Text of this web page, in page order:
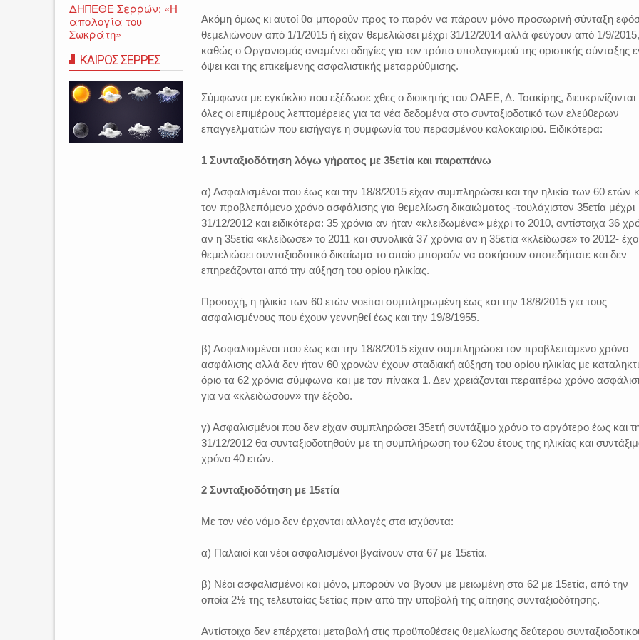
Ακόμη όμως κι αυτοί θα μπορούν προς το παρόν να πάρουν μόνο προσωρινή σύνταξη
θεμελιώνουν από 1/1/2015 ή είχαν θεμελιώσει μέχρι 31/12/2014 αλλά φεύγουν από 1/9/2015,
καθώς ο Οργανισμός αναμένει οδηγίες για τον τρόπο υπολογισμού της οριστικής σύνταξης
όψει και της επικείμενης ασφαλιστικής μεταρρύθμισης.
Σύμφωνα με εγκύκλιο που εξέδωσε χθες ο διοικητής του ΟΑΕΕ, Δ. Τσακίρης, διευκρινίζονται
όλες οι επιμέρους λεπτομέρειες για τα νέα δεδομένα στο συνταξιοδοτικό των ελεύθερων
επαγγελματιών που εισήγαγε η συμφωνία του περασμένου καλοκαιριού. Ειδικότερα:
1 Συνταξιοδότηση λόγω γήρατος με 35ετία και παραπάνω
α) Ασφαλισμένοι που έως και την 18/8/2015 είχαν συμπληρώσει και την ηλικία των 60 ετών
τον προβλεπόμενο χρόνο ασφάλισης για θεμελίωση δικαιώματος -τουλάχιστον 35ετία μέχρι
31/12/2012 και ειδικότερα: 35 χρόνια αν ήταν «κλειδωμένα» μέχρι το 2010, αντίστοιχα 36
αν η 35ετία «κλείδωσε» το 2011 και συνολικά 37 χρόνια αν η 35ετία «κλείδωσε» το 2012-
θεμελιώσει συνταξιοδοτικό δικαίωμα το οποίο μπορούν να ασκήσουν οποτεδήποτε και δεν
επηρεάζονται από την αύξηση του ορίου ηλικίας.
Προσοχή, η ηλικία των 60 ετών νοείται συμπληρωμένη έως και την 18/8/2015 για τους
ασφαλισμένους που έχουν γεννηθεί έως και την 19/8/1955.
β) Ασφαλισμένοι που έως και την 18/8/2015 είχαν συμπληρώσει τον προβλεπόμενο χρόνο
ασφάλισης αλλά δεν ήταν 60 χρονών έχουν σταδιακή αύξηση του ορίου ηλικίας με
όριο τα 62 χρόνια σύμφωνα και με τον πίνακα 1. Δεν χρειάζονται περαιτέρω χρόνο
για να «κλειδώσουν» την έξοδο.
γ) Ασφαλισμένοι που δεν είχαν συμπληρώσει 35ετή συντάξιμο χρόνο το αργότερο έως και
31/12/2012 θα συνταξιοδοτηθούν με τη συμπλήρωση του 62ου έτους της ηλικίας και
χρόνο 40 ετών.
2 Συνταξιοδότηση με 15ετία
Με τον νέο νόμο δεν έρχονται αλλαγές στα ισχύοντα:
α) Παλαιοί και νέοι ασφαλισμένοι βγαίνουν στα 67 με 15ετία.
β) Νέοι ασφαλισμένοι και μόνο, μπορούν να βγουν με μειωμένη στα 62 με 15ετία, από την
οποία 2½ της τελευταίας 5ετίας πριν από την υποβολή της αίτησης συνταξιοδότησης.
Αντίστοιχα δεν επέρχεται μεταβολή στις προϋποθέσεις θεμελίωσης δεύτερου
ΔΗΠΕΘΕ Σερρών: «Η
απολογία του
Σωκράτη»
ΚΑΙΡΟΣ ΣΕΡΡΕΣ